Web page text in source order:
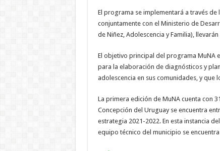
El programa se implementará a través de
conjuntamente con el Ministerio de
de Niñez, Adolescencia y Familia),
El objetivo principal del programa MuNA
para la elaboración de diagnósticos y
adolescencia en sus comunidades, y que
La primera edición de MuNA cuenta con
Concepción del Uruguay se encuentra
estrategia 2021-2022. En esta instancia
equipo técnico del municipio se